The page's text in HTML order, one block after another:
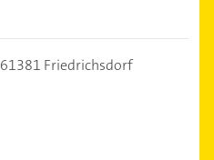
61381 Friedrichsdorf